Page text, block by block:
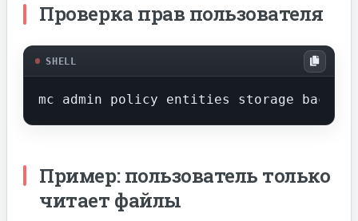
Проверка прав пользователя
SHELL
mc admin policy entities storage
Пример: пользователь только
читает файлы